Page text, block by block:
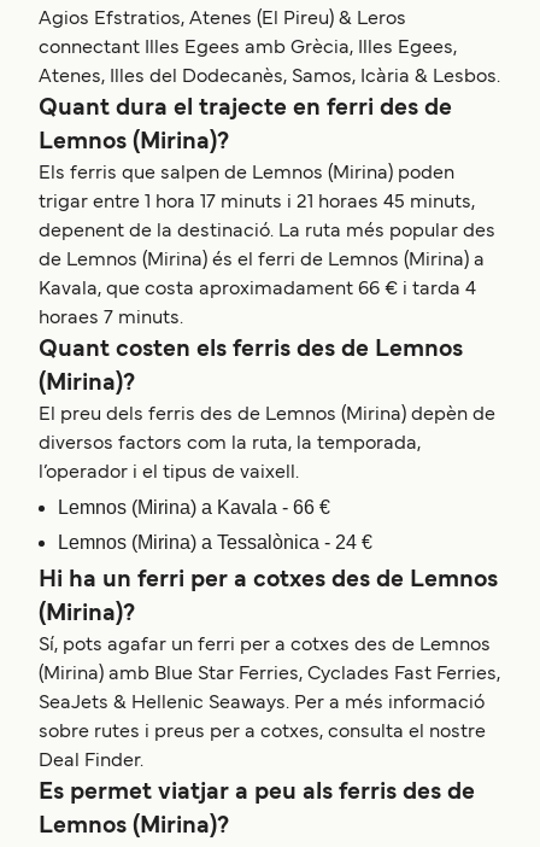
Agios Efstratios, Atenes (El Pireu) & Leros
connectant Illes Egees amb Grècia, Illes Egees,
Atenes, Illes del Dodecanès, Samos, Icària & Lesbos.
Quant dura el trajecte en ferri des de
Lemnos (Mirina)?
Els ferris que salpen de Lemnos (Mirina) poden
trigar entre 1 hora 17 minuts i 21 horaes 45 minuts,
depenent de la destinació. La ruta més popular des
de Lemnos (Mirina) és el ferri de Lemnos (Mirina) a
Kavala, que costa aproximadament 66 € i tarda 4
horaes 7 minuts.
Quant costen els ferris des de Lemnos
(Mirina)?
El preu dels ferris des de Lemnos (Mirina) depèn de
diversos factors com la ruta, la temporada,
l’operador i el tipus de vaixell.
Lemnos (Mirina) a Kavala - 66 €
Lemnos (Mirina) a Tessalònica - 24 €
Hi ha un ferri per a cotxes des de Lemnos
(Mirina)?
Sí, pots agafar un ferri per a cotxes des de Lemnos
(Mirina) amb Blue Star Ferries, Cyclades Fast Ferries,
SeaJets & Hellenic Seaways. Per a més informació
sobre rutes i preus per a cotxes, consulta el nostre
Deal Finder.
Es permet viatjar a peu als ferris des de
Lemnos (Mirina)?